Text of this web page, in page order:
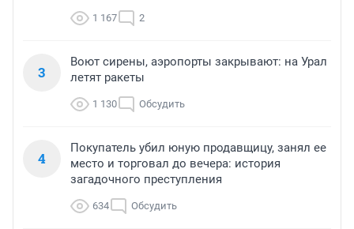
1 167 2
3
Воют сирены, аэропорты закрывают: на Урал
летят ракеты
1 130 Обсудить
4
Покупатель убил юную продавщицу, занял ее
место и торговал до вечера: история
загадочного преступления
634 Обсудить